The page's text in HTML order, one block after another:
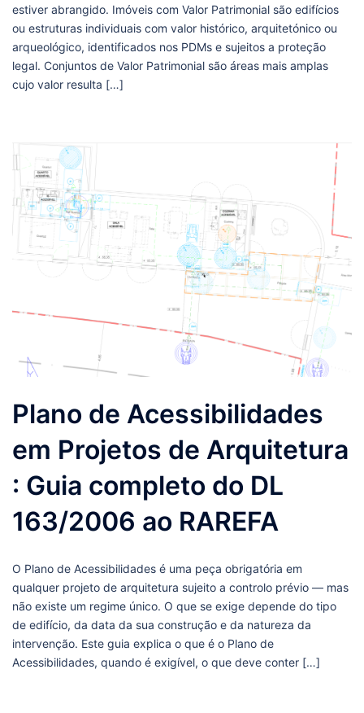
estiver abrangido. Imóveis com Valor Patrimonial são edifícios
ou estruturas individuais com valor histórico, arquitetónico ou
arqueológico, identificados nos PDMs e sujeitos a proteção
legal. Conjuntos de Valor Patrimonial são áreas mais amplas
cujo valor resulta […]
Plano de Acessibilidades
em Projetos de Arquitetura
: Guia completo do DL
163/2006 ao RAREFA
O Plano de Acessibilidades é uma peça obrigatória em
qualquer projeto de arquitetura sujeito a controlo prévio — mas
não existe um regime único. O que se exige depende do tipo
de edifício, da data da sua construção e da natureza da
intervenção. Este guia explica o que é o Plano de
Acessibilidades, quando é exigível, o que deve conter […]